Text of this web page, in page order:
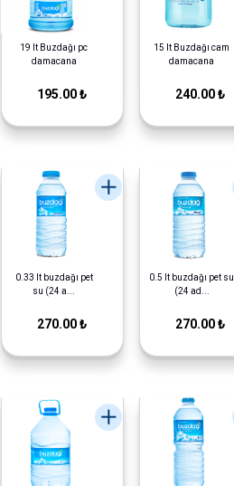
19 lt Buzdağı pc
damacana
195.00 ₺
15 lt Buzdağı cam
damacana
240.00 ₺
0.33 lt buzdağı pet
su (24 a...
270.00 ₺
0.5 lt buzdağı pet su
(24 ad...
270.00 ₺